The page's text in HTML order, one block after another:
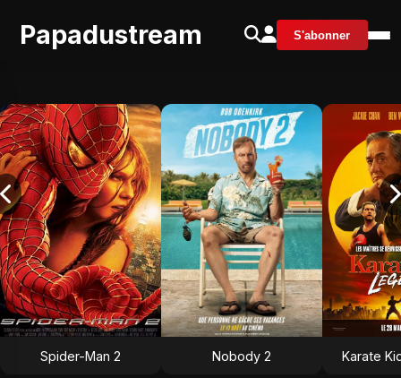
Papadustream S'abonner
Spider-Man 2 Nobody 2 Karate